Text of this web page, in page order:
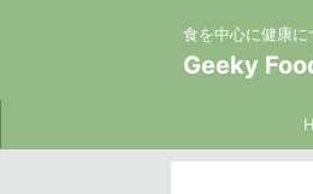
食を中心に健康
Geeky